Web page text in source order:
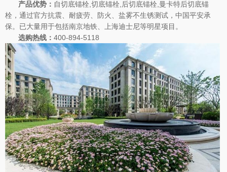
产品优势： 自切底锚栓,切底锚栓,后切底锚栓,曼卡特后切底锚
栓，通过官方抗震、耐疲劳、防火、盐雾不生锈测试，中国平安承
保。已大量用于包括南京地铁、上海迪士尼等明星项目。
选购热线： 400-894-5118